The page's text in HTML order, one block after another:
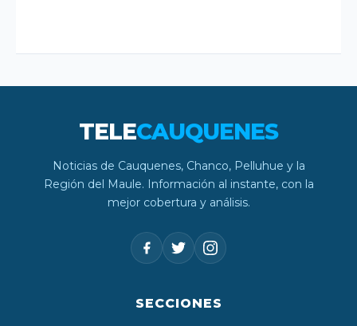
TELECAUQUENES
Noticias de Cauquenes, Chanco, Pelluhue y la
Región del Maule. Información al instante, con la
mejor cobertura y análisis.
SECCIONES